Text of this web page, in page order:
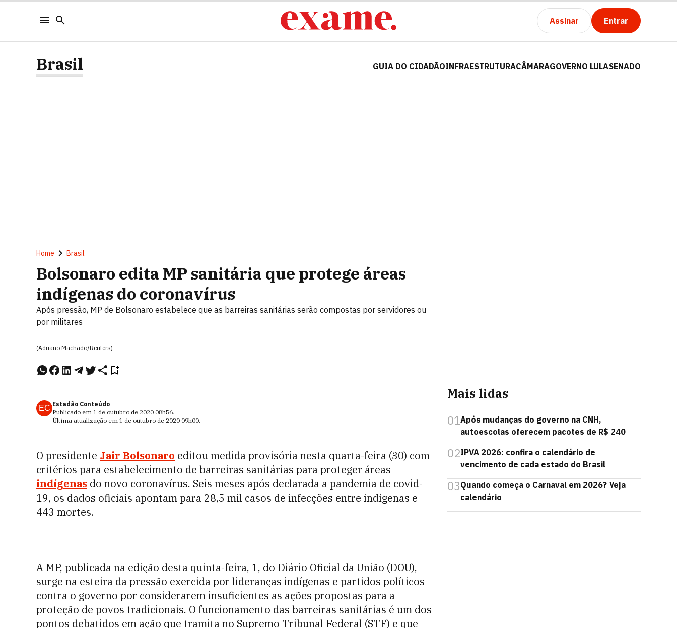
Assinar Entrar
Brasil GUIA DO CIDADÃOINFRAESTRUTURACÂMARAGOVERNO LULASENADO
Home Brasil
Bolsonaro edita MP sanitária que protege áreas
indígenas do coronavírus
Após pressão, MP de Bolsonaro estabelece que as barreiras sanitárias serão compostas por servidores ou
por militares
(Adriano Machado/Reuters)
EC Estadão Conteúdo
Publicado em 1 de outubro de 2020 08h56.
Última atualização em 1 de outubro de 2020 09h00.
O presidente Jair Bolsonaro editou medida provisória nesta quarta-feira (30) com
critérios para estabelecimento de barreiras sanitárias para proteger áreas
indígenas do novo coronavírus. Seis meses após declarada a pandemia de covid-
19, os dados oficiais apontam para 28,5 mil casos de infecções entre indígenas e
443 mortes.
A MP, publicada na edição desta quinta-feira, 1, do Diário Oficial da União (DOU),
surge na esteira da pressão exercida por lideranças indígenas e partidos políticos
contra o governo por considerarem insuficientes as ações propostas para a
proteção de povos tradicionais. O funcionamento das barreiras sanitárias é um dos
pontos debatidos em ação que tramita no Supremo Tribunal Federal (STF) e que
Mais lidas
01Após mudanças do governo na CNH,
autoescolas oferecem pacotes de R$ 240
02IPVA 2026: confira o calendário de
vencimento de cada estado do Brasil
03Quando começa o Carnaval em 2026? Veja
calendário